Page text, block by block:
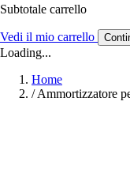
Subtotale carrello
Vedi il mio carrello
Loading...
Home
/ Ammortizzatore